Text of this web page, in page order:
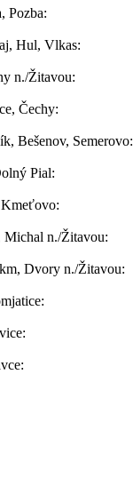
Pozba:
Hul, Vlkas:
n./Žitavou:
Čechy:
Bešenov, Semerovo:
Pial:
Kmeťovo:
Michal n./Žitavou:
Dvory n./Žitavou: